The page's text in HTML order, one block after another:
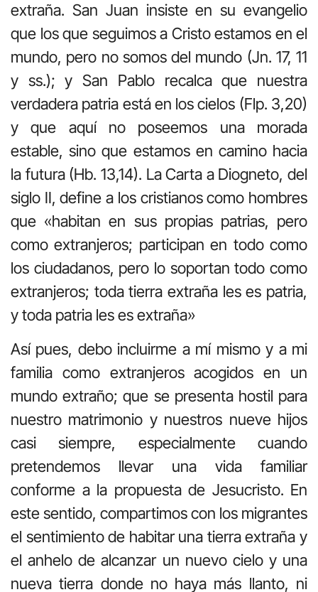
extraña. San Juan insiste en su evangelio
que los que seguimos a Cristo estamos en el
mundo, pero no somos del mundo (Jn. 17, 11
y ss.); y San Pablo recalca que nuestra
verdadera patria está en los cielos (Flp. 3,20)
y que aquí no poseemos una morada
estable, sino que estamos en camino hacia
la futura (Hb. 13,14). La Carta a Diogneto, del
siglo II, define a los cristianos como hombres
que «habitan en sus propias patrias, pero
como extranjeros; participan en todo como
los ciudadanos, pero lo soportan todo como
extranjeros; toda tierra extraña les es patria,
y toda patria les es extraña»
Así pues, debo incluirme a mí mismo y a mi
familia como extranjeros acogidos en un
mundo extraño; que se presenta hostil para
nuestro matrimonio y nuestros nueve hijos
casi siempre, especialmente cuando
pretendemos llevar una vida familiar
conforme a la propuesta de Jesucristo. En
este sentido, compartimos con los migrantes
el sentimiento de habitar una tierra extraña y
el anhelo de alcanzar un nuevo cielo y una
nueva tierra donde no haya más llanto, ni